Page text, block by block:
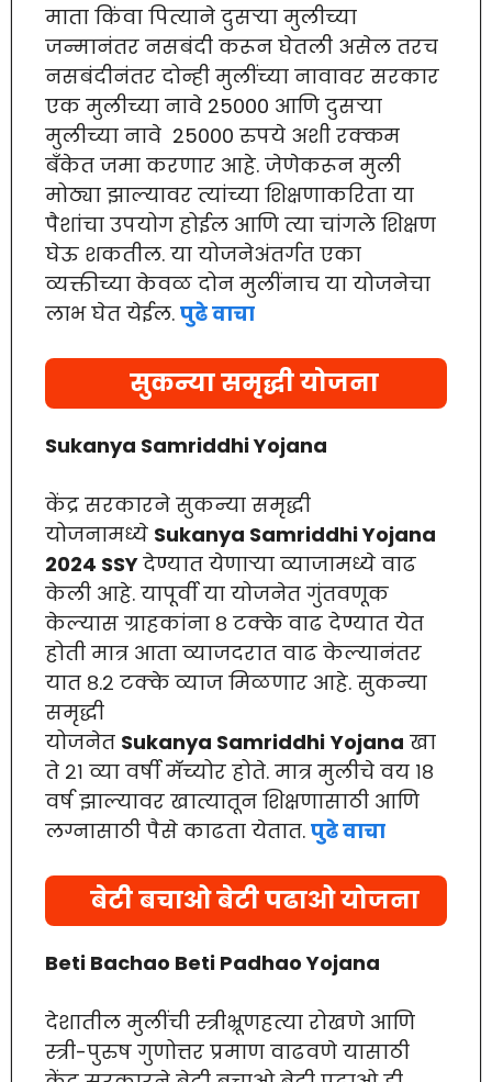
माता किंवा पित्याने दुसऱ्या मुलीच्या
जन्मानंतर नसबंदी करून घेतली असेल तरच
नसबंदीनंतर दोन्ही मुलींच्या नावावर सरकार
एक मुलीच्या नावे 25000 आणि दुसऱ्या
मुलीच्या नावे 25000 रुपये अशी रक्कम
बँकेत जमा करणार आहे. जेणेकरून मुली
मोठ्या झाल्यावर त्यांच्या शिक्षणाकरिता या
पैशांचा उपयोग होईल आणि त्या चांगले शिक्षण
घेऊ शकतील. या योजनेअंतर्गत एका
व्यक्तीच्या केवळ दोन मुलींनाच या योजनेचा
लाभ घेत येईल. पुढे वाचा
सुकन्या समृद्धी योजना
Sukanya Samriddhi Yojana
केंद्र सरकारने सुकन्या समृद्धी
योजनामध्ये Sukanya Samriddhi Yojana
2024 SSYदेण्यात येणाऱ्या व्याजामध्ये वाढ
केली आहे. यापूर्वी या योजनेत गुंतवणूक
केल्यास ग्राहकांना ८ टक्के वाढ देण्यात येत
होती मात्र आता व्याजदरात वाढ केल्यानंतर
यात ८.२ टक्के व्याज मिळणार आहे. सुकन्या
समृद्धी
योजनेत Sukanya Samriddhi Yojana खा
ते २१ व्या वर्षी मॅच्योर होते. मात्र मुलीचे वय १८
वर्ष झाल्यावर खात्यातून शिक्षणासाठी आणि
लग्नासाठी पैसे काढता येतात. पुढे वाचा
बेटी बचाओ बेटी पढाओ योजना
Beti Bachao Beti Padhao Yojana
देशातील मुलींची स्त्रीभ्रूणहत्या रोखणे आणि
स्त्री-पुरुष गुणोत्तर प्रमाण वाढवणे यासाठी